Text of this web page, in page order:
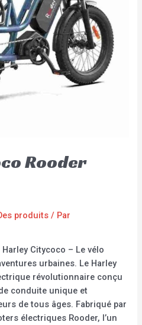
Rooder
produits / Par
Citycoco – Le vélo
urbaines. Le Harley
révolutionnaire conçu
conduite unique et
de tous âges. Fabriqué par
électriques Rooder, l’un